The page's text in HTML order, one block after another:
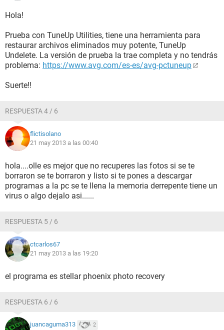
Hola!
Prueba con TuneUp Utilities, tiene una herramienta para
restaurar archivos eliminados muy potente, TuneUp
Undelete. La versión de prueba la trae completa y no tendrás
problema: https://www.avg.com/es-es/avg-pctuneup
Suerte!!
RESPUESTA 4 / 6
flictisolano
21 may 2013 a las 00:40
hola....olle es mejor que no recuperes las fotos si se te
borraron se te borraron y listo si te pones a descargar
programas a la pc se te llena la memoria derrepente tiene un
virus o algo dejalo asi......
RESPUESTA 5 / 6
ctcarlos67
21 may 2013 a las 19:20
el programa es stellar phoenix photo recovery
RESPUESTA 6 / 6
juancaguma313 2